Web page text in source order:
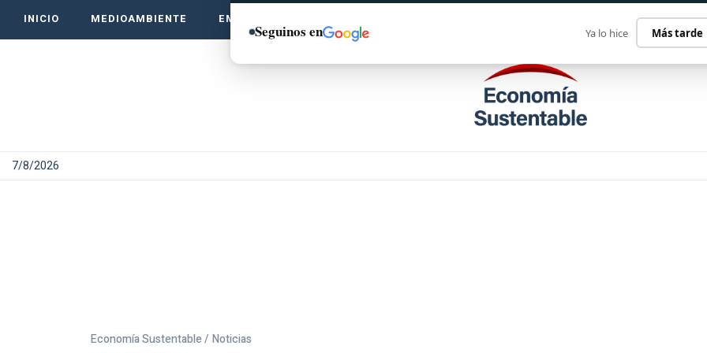
INICIO MEDIOAMBIENTE EMPRENDE VERDE
7/8/2026
Economía Sustentable / Noticias
Seguinos en Ya lo hice Más tarde